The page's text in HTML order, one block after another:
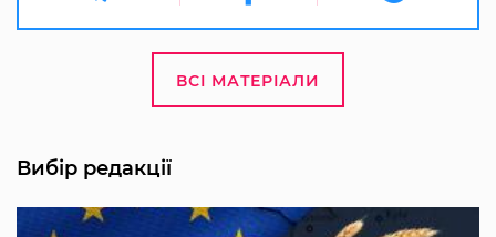
ВСІ МАТЕРІАЛИ
Вибір редакції